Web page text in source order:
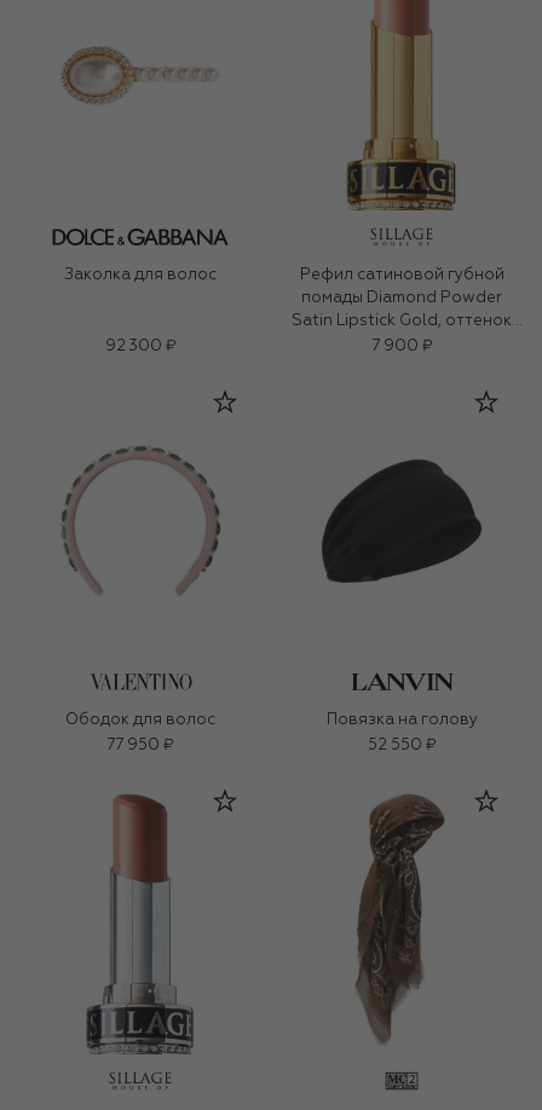
Заколка для волос
92 300 ₽
Рефил сатиновой губной
помады Diamond Powder
Satin Lipstick Gold, оттенок
Peachfully Speaking (3g)
7 900 ₽
Ободок для волос
77 950 ₽
Повязка на голову
52 550 ₽